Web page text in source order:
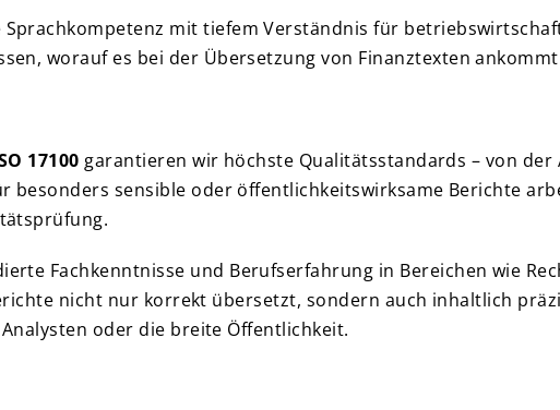
mit tiefem Verständnis für
worauf es bei der Übersetzung von Finanztexten
17100 garantieren wir höchste Qualitätsstandards – von
besonders sensible oder öffentlichkeitswirksame Berichte
Fachkenntnisse und Berufserfahrung in Bereichen wie
nicht nur korrekt übersetzt, sondern auch inhaltlich
oder die breite Öffentlichkeit.